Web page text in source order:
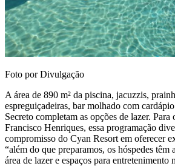
Foto por Divulgação
A área de 890 m² da piscina, jacuzzis,
espreguiçadeiras, bar molhado com
Secreto completam as opções de lazer. Para
Francisco Henriques, essa programação
compromisso do Cyan Resort em oferecer
“além do que preparamos, os hóspedes têm
área de lazer e espaços para entretenimento